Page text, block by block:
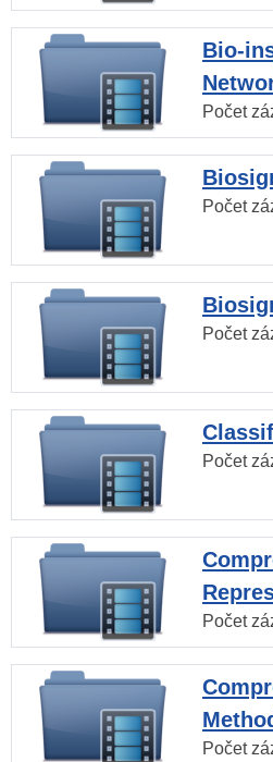
Bio-
Počet
Počet
Počet
Počet
Počet
Počet